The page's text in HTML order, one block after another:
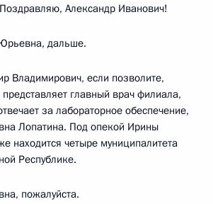
Александр Иванович!
дальше.
Владимирович, если позволите,
главный врач филиала,
за лабораторное обеспечение,
Лопатина. Под опекой Ирины
находится четыре муниципалитета
Республике.
пожалуйста.